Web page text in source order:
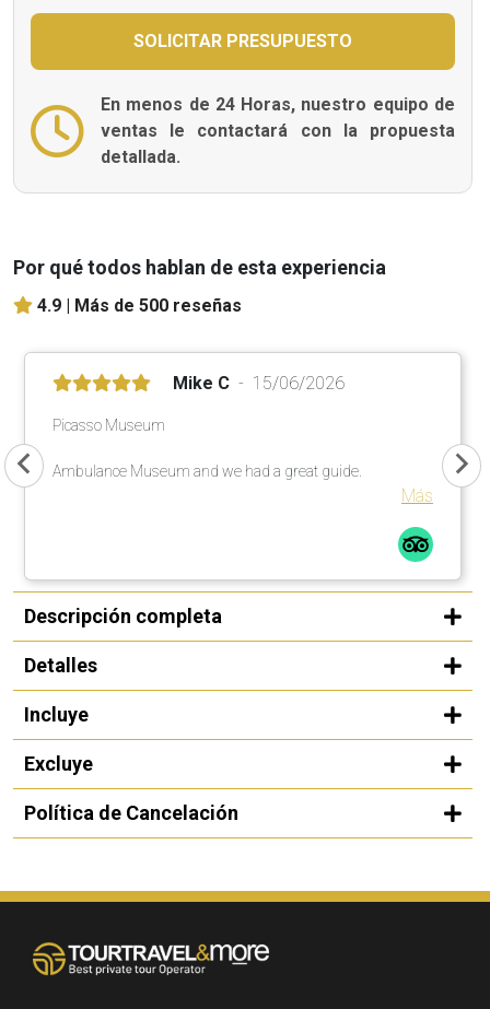
En menos de 24 Horas, nuestro equipo de
ventas le contactará con la propuesta
detallada.
Por qué todos hablan de esta experiencia
4.9 | Más de 500 reseñas
Mike C 15/06/2026
Picasso Museum
Ambulance Museum and we had a great guide.
Más
Descripción completa
Detalles
Incluye
Excluye
Política de Cancelación